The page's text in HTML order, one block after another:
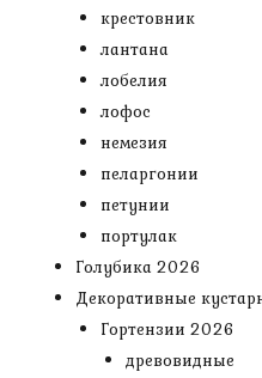
крестовник
лантана
лобелия
лофос
немезия
пеларгонии
петунии
портулак
Голубика 2026
Декоративные
Гортензии 2026
древовидные